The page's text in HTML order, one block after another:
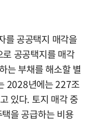
를 공공택지 매각을
공공택지를 매각
는 부채를 해소할 별
2028년에는 227조
있다. 토지 매각 중
을 공급하는 비용